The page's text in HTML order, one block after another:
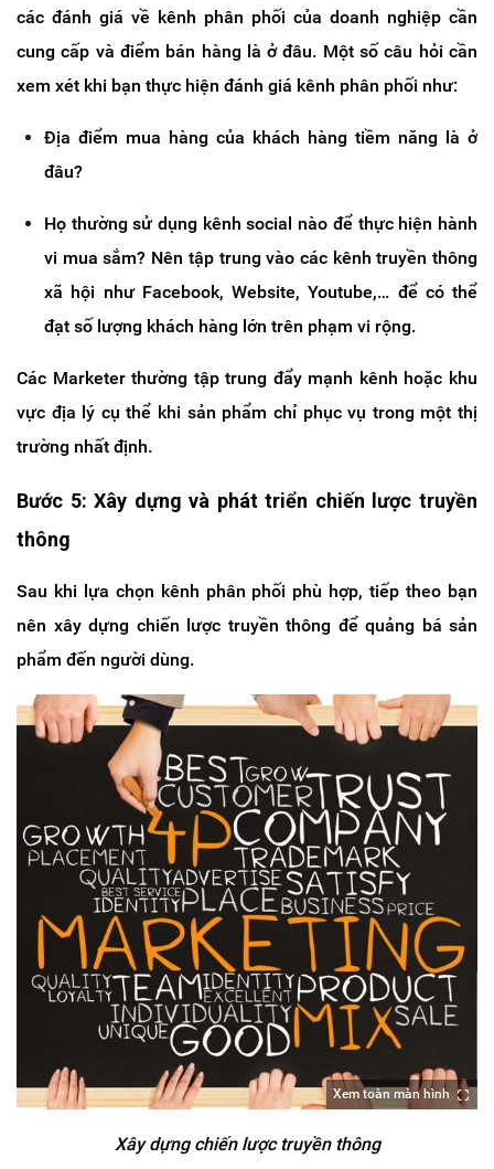
các đánh giá về kênh phân phối của doanh nghiệp cần
cung cấp và điểm bán hàng là ở đâu. Một số câu hỏi cần
xem xét khi bạn thực hiện đánh giá kênh phân phối như:
Địa điểm mua hàng của khách hàng tiềm năng là ở
đâu?
Họ thường sử dụng kênh social nào để thực hiện hành
vi mua sắm? Nên tập trung vào các kênh truyền thông
xã hội như Facebook, Website, Youtube,… để có thể
đạt số lượng khách hàng lớn trên phạm vi rộng.
Các Marketer thường tập trung đẩy mạnh kênh hoặc khu
vực địa lý cụ thể khi sản phẩm chỉ phục vụ trong một thị
trường nhất định.
Bước 5: Xây dựng và phát triển chiến lược truyền
thông
Sau khi lựa chọn kênh phân phối phù hợp, tiếp theo bạn
nên xây dựng chiến lược truyền thông để quảng bá sản
phẩm đến người dùng.
Xem toàn màn hình
Xây dựng chiến lược truyền thông